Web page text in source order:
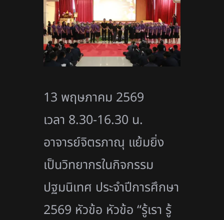
13 พฤษภาคม 2569
เวลา 8.30-16.30 น.
อาจารย์จิตรภาณุ แย้มยิ่ง
เป็นวิทยากรในกิจกรรม
ปฐมนิเทศ ประจำปีการศึกษา
2569 หัวข้อ หัวข้อ “รู้เรา รู้